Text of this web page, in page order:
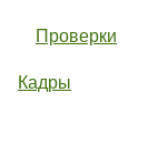
Проверки
Кадры